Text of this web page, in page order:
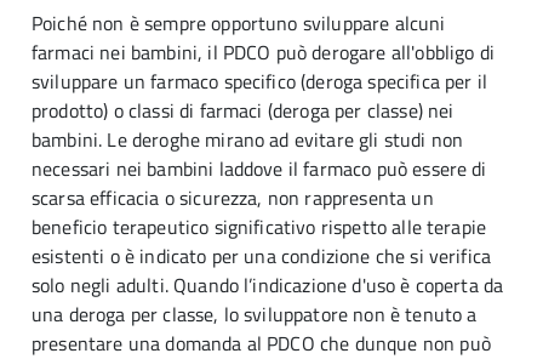
Poiché non è sempre opportuno sviluppare alcuni
farmaci nei bambini, il PDCO può derogare all'obbligo di
sviluppare un farmaco specifico (deroga specifica per il
prodotto) o classi di farmaci (deroga per classe) nei
bambini. Le deroghe mirano ad evitare gli studi non
necessari nei bambini laddove il farmaco può essere di
scarsa efficacia o sicurezza, non rappresenta un
beneficio terapeutico significativo rispetto alle terapie
esistenti o è indicato per una condizione che si verifica
solo negli adulti. Quando l’indicazione d'uso è coperta da
una deroga per classe, lo sviluppatore non è tenuto a
presentare una domanda al PDCO che dunque non può